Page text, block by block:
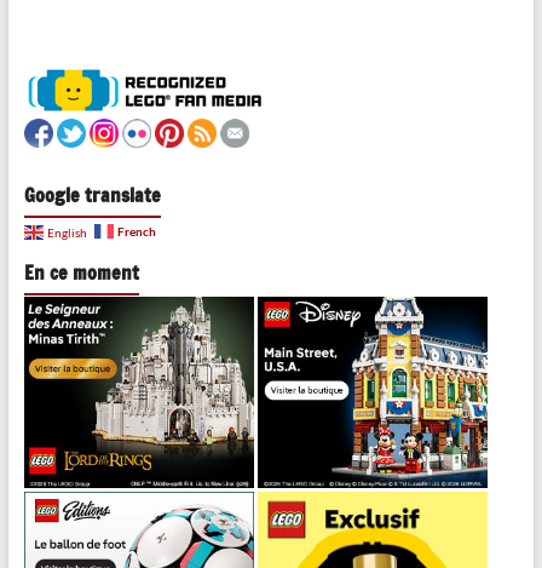
Google translate
English French
En ce moment